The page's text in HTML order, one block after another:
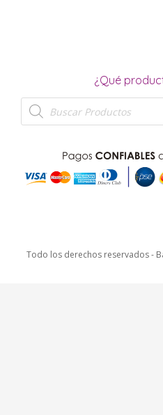
¿Qué
Búsqueda
de
productos
Todo los derechos reservados -